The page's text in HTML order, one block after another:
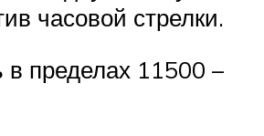
часовой стрелки.
пределах 11500 –